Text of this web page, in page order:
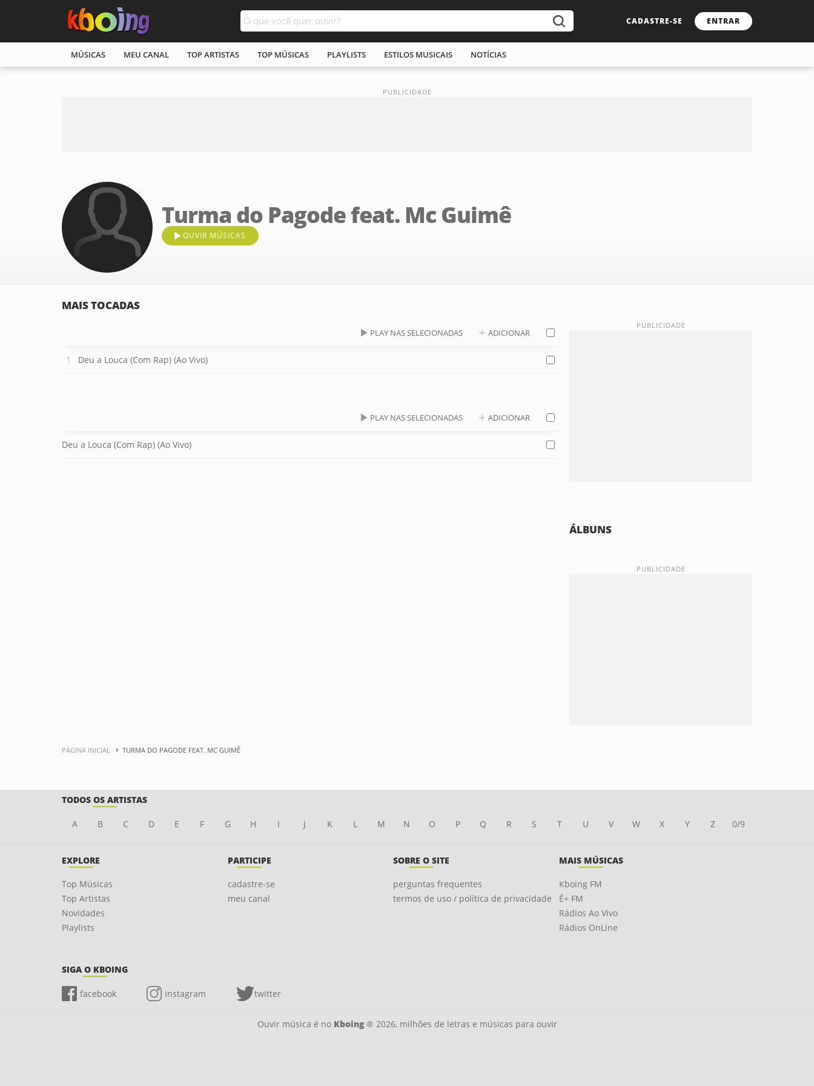
CADASTRE-SE ENTRAR
MÚSICAS MEU CANAL TOP ARTISTAS TOP MÚSICAS PLAYLISTS ESTILOS MUSICAIS NOTÍCIAS
Turma do Pagode feat. Mc Guimê
OUVIR MÚSICAS
MAIS TOCADAS
PLAY NAS SELECIONADAS ADICIONAR
Deu a Louca (Com Rap) (Ao Vivo)
PLAY NAS SELECIONADAS ADICIONAR
Deu a Louca (Com Rap) (Ao Vivo)
ÁLBUNS
PÁGINA INICIAL TURMA DO PAGODE FEAT. MC GUIMÊ
TODOS OS ARTISTAS
A B C D E F G H I J K L M N O P Q R S T U V W X Y Z 0/9
EXPLORE
Top Músicas
Top Artistas
Novidades
Playlists
PARTICIPE
cadastre-se
meu canal
SOBRE O SITE
perguntas frequentes
termos de uso / política de privacidade
MAIS MÚSICAS
Kboing FM
É+ FM
Rádios Ao Vivo
Rádios OnLine
SIGA O KBOING
facebook instagram twitter
Ouvir música é no Kboing® 2026, milhões de letras e músicas para ouvir